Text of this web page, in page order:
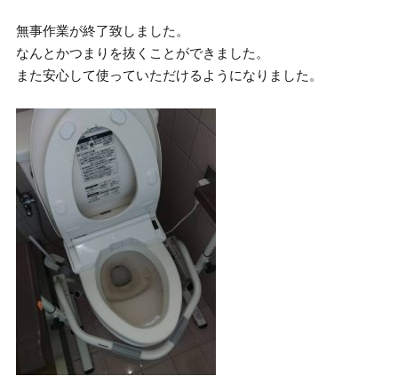
無事作業が終了致しました。
なんとかつまりを抜くことができました。
また安心して使っていただけるようになりました。